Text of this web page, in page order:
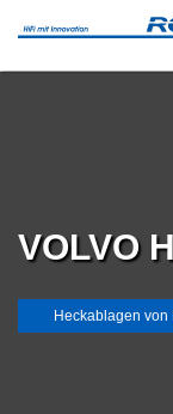
VOLVO
Heckablagen von